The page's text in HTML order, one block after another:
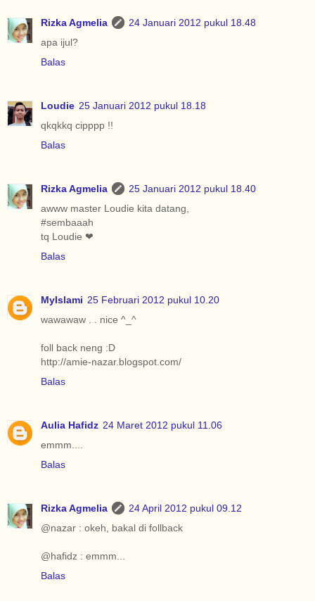
Rizka Agmelia
24 Januari 2012 pukul 18.48
apa ijul?
Balas
Loudie 25 Januari 2012 pukul 18.18
qkqkkq cipppp !!
Balas
Rizka Agmelia
25 Januari 2012 pukul 18.40
awww master Loudie kita datang,
#sembaaah
tq Loudie ❤
Balas
MyIslami 25 Februari 2012 pukul 10.20
wawawaw . . nice ^_^
foll back neng :D
http://amie-nazar.blogspot.com/
Balas
Aulia Hafidz 24 Maret 2012 pukul 11.06
emmm....
Balas
Rizka Agmelia
24 April 2012 pukul 09.12
@nazar : okeh, bakal di follback
@hafidz : emmm...
Balas